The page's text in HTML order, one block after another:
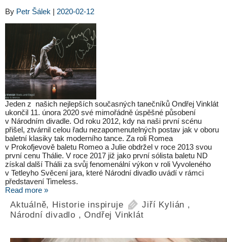
By Petr Šálek | 2020-02-12
Jeden z našich nejlepších současných tanečníků Ondřej Vinklát
ukončil 11. února 2020 své mimořádně úspěšné působení
v Národním divadle. Od roku 2012, kdy na naši první scénu
přišel, ztvárnil celou řadu nezapomenutelných postav jak v oboru
baletní klasiky tak moderního tance. Za roli Romea
v Prokofjevově baletu Romeo a Julie obdržel v roce 2013 svou
první cenu Thálie. V roce 2017 již jako první sólista baletu ND
získal další Thálii za svůj fenomenální výkon v roli Vyvoleného
v Tetleyho Svěcení jara, které Národní divadlo uvádí v rámci
představení Timeless.
Read more »
Aktuálně, Historie inspiruje Jiří Kylián ,
Národní divadlo ,Ondřej Vinklát